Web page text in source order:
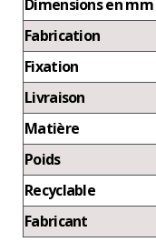
Dimensions en mm
Fabrication
Fixation
Livraison
Matière
Poids
Recyclable
Fabricant